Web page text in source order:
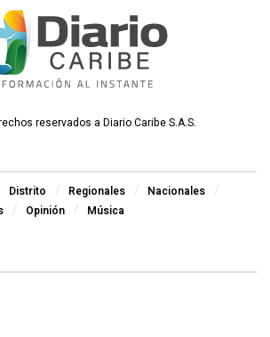
reservados a Diario Caribe S.A.S.
Distrito Regionales
Nacionales
Opinión Música